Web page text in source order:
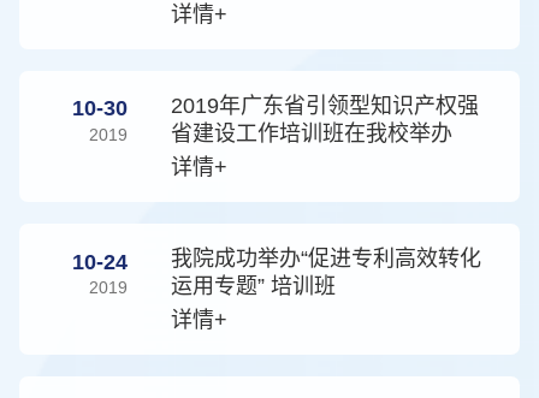
详情+
10-30
2019
2019年广东省引领型知识产权强
省建设工作培训班在我校举办
详情+
10-24
2019
我院成功举办“促进专利高效转化
运用专题” 培训班
详情+